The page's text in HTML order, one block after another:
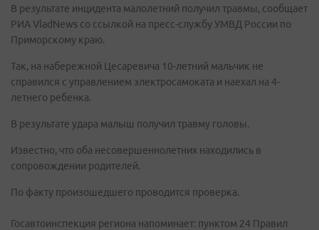
В результате инцидента малолетний получил травмы, сообщает
РИА VladNews со ссылкой на пресс-службу УМВД России по
Приморскому краю.
Так, на набережной Цесаревича 10-летний мальчик не
справился с управлением электросамоката и наехал на 4-
летнего ребенка.
В результате удара малыш получил травму головы.
Известно, что оба несовершеннолетних находились в
сопровождении родителей.
По факту произошедшего проводится проверка.
Госавтоинспекция региона напоминает: пунктом 24 Правил